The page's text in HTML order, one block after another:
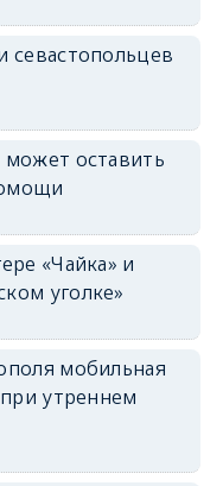
севастопольцев
оставить
«Чайка» и
уголке»
мобильная
утреннем